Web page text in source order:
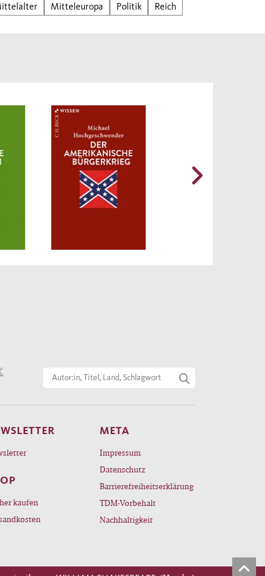
Mitteleuropa Politik Reich
kaufen
META
Impressum
Datenschutz
Barrierefreiheitserklärung
TDM-Vorbehalt
Nachhaltigkeit